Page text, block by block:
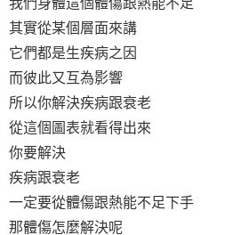
我們身體這個體傷跟熱能不足
其實從某個層面來講
它們都是生疾病之因
而彼此又互為影響
所以你解決疾病跟衰老
從這個圖表就看得出來
你要解決
疾病跟衰老
一定要從體傷跟熱能不足下手
那體傷怎麼解決呢